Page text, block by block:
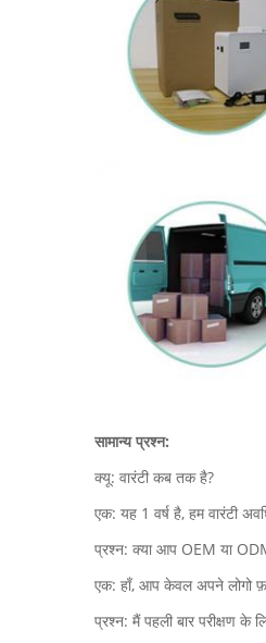
सामान्य प्रश्न:
क्यू: वारंटी कब तक है?
एक: यह 1 वर्ष है, हम वारंटी
प्रश्न: क्या आप OEM या
एक: हाँ, आप केवल अपने लोगो
प्रश्न: मैं पहली बार परीक्षण